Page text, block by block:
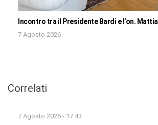
Incontro tra il Presidente Bardi e l’on. Mattia
7 Agosto 2026
Correlati
7 Agosto 2026 - 17:43